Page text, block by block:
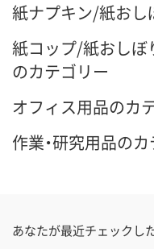
紙ナプキン/紙おし
紙コップ/紙おし
のカテゴリー
オフィス用品のカ
作業・研究用品の
あなたが最近チェックし